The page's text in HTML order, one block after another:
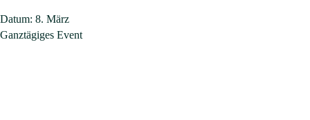
Datum: 8. März
Ganztägiges Event